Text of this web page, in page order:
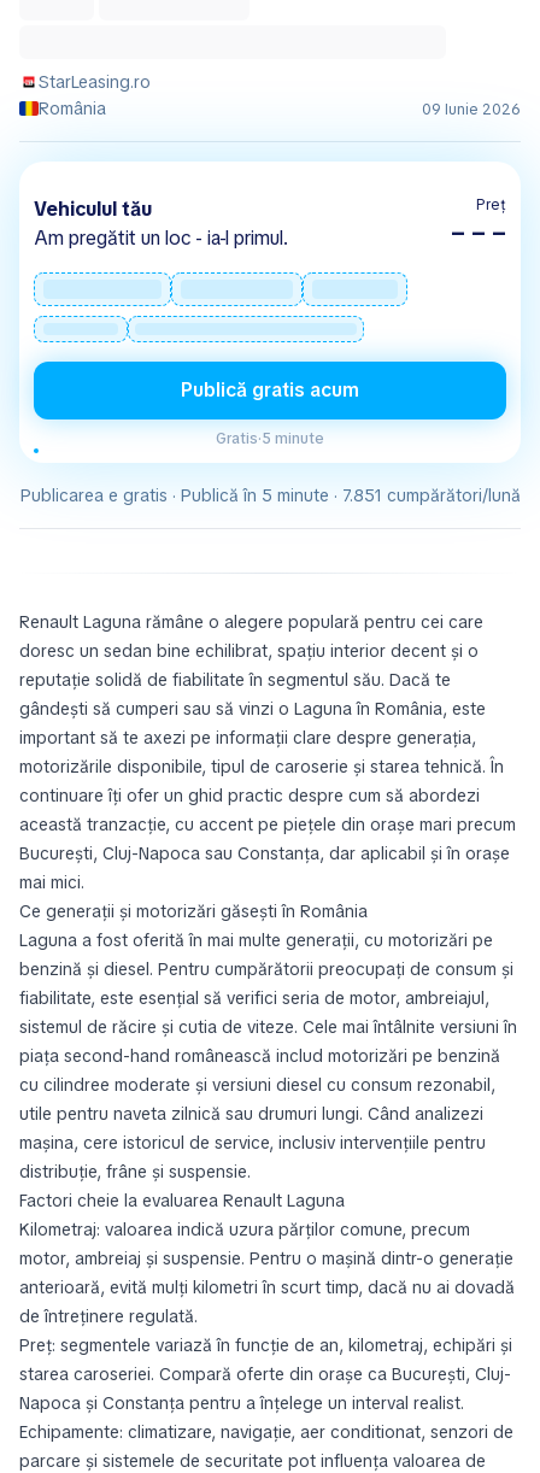
StarLeasing.ro
România
09 Iunie 2026
Vehiculul tău
Am pregătit un loc - ia-l primul.
Preț
– – –
Publică gratis acum
Gratis·5 minute
Publicarea e gratis · Publică în 5 minute · 7.851 cumpărători/lună
Renault Laguna rămâne o alegere populară pentru cei care
doresc un sedan bine echilibrat, spațiu interior decent și o
reputație solidă de fiabilitate în segmentul său. Dacă te
gândești să cumperi sau să vinzi o Laguna în România, este
important să te axezi pe informații clare despre generația,
motorizările disponibile, tipul de caroserie și starea tehnică. În
continuare îți ofer un ghid practic despre cum să abordezi
această tranzacție, cu accent pe piețele din orașe mari precum
București, Cluj-Napoca sau Constanța, dar aplicabil și în orașe
mai mici.
Ce generații și motorizări găsești în România
Laguna a fost oferită în mai multe generații, cu motorizări pe
benzină și diesel. Pentru cumpărătorii preocupați de consum și
fiabilitate, este esențial să verifici seria de motor, ambreiajul,
sistemul de răcire și cutia de viteze. Cele mai întâlnite versiuni în
piața second-hand românească includ motorizări pe benzină
cu cilindree moderate și versiuni diesel cu consum rezonabil,
utile pentru naveta zilnică sau drumuri lungi. Când analizezi
mașina, cere istoricul de service, inclusiv intervențiile pentru
distribuție, frâne și suspensie.
Factori cheie la evaluarea Renault Laguna
Kilometraj: valoarea indică uzura părților comune, precum
motor, ambreiaj și suspensie. Pentru o mașină dintr-o generație
anterioară, evită mulți kilometri în scurt timp, dacă nu ai dovadă
de întreținere regulată.
Preț: segmentele variază în funcție de an, kilometraj, echipări și
starea caroseriei. Compară oferte din orașe ca București, Cluj-
Napoca și Constanța pentru a înțelege un interval realist.
Echipamente: climatizare, navigație, aer conditionat, senzori de
parcare și sistemele de securitate pot influența valoarea de